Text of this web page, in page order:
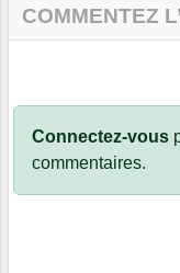
COMMENTEZ
Connectez-vous
commentaires.